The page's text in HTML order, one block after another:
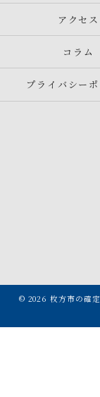
アクセス
コラム
プライバシー
© 2026 枚方市の確